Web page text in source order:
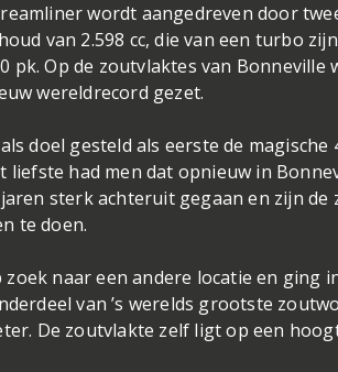
wordt aangedreven door
van 2.598 cc, die van een turbo
pk. Op de zoutvlaktes van
wereldrecord gezet.
doel gesteld als eerste de
liefste had men dat opnieuw in
sterk achteruit gegaan en zijn
te doen.
naar een andere locatie en ging
van ’s werelds grootste
De zoutvlakte zelf ligt op een